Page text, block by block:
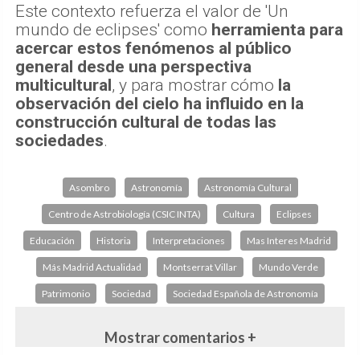
Este contexto refuerza el valor de 'Un
mundo de eclipses' como herramienta para
acercar estos fenómenos al público
general desde una perspectiva
multicultural, y para mostrar cómo la
observación del cielo ha influido en la
construcción cultural de todas las
sociedades.
Asombro Astronomía Astronomía Cultural
Centro de Astrobiología (CSIC INTA) Cultura Eclipses
Educación Historia Interpretaciones Mas Interes Madrid
Más Madrid Actualidad Montserrat Villar Mundo Verde
Patrimonio Sociedad Sociedad Española de Astronomía
Mostrar comentarios +